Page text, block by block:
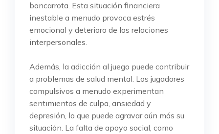
bancarrota. Esta situación financiera
inestable a menudo provoca estrés
emocional y deterioro de las relaciones
interpersonales.
Además, la adicción al juego puede contribuir
a problemas de salud mental. Los jugadores
compulsivos a menudo experimentan
sentimientos de culpa, ansiedad y
depresión, lo que puede agravar aún más su
situación. La falta de apoyo social, como